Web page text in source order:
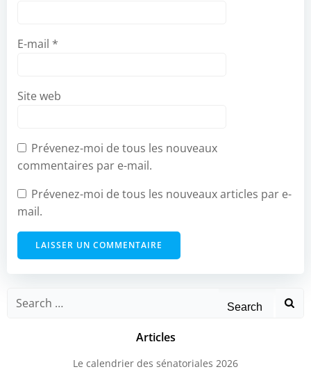
E-mail *
Site web
Prévenez-moi de tous les nouveaux
commentaires par e-mail.
Prévenez-moi de tous les nouveaux articles par e-
mail.
for:
Articles
Le calendrier des sénatoriales 2026